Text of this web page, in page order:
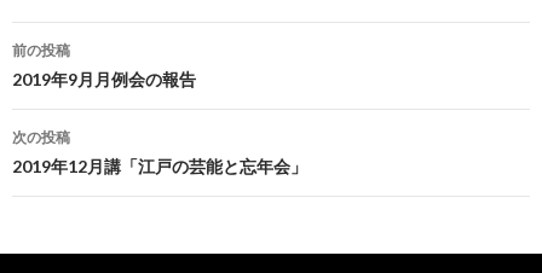
投
稿
ナ
ビ
ゲ
ー
前の投稿
2019年9月月例会の報告
次の投稿
2019年12月講「江戸の芸能と忘年会」